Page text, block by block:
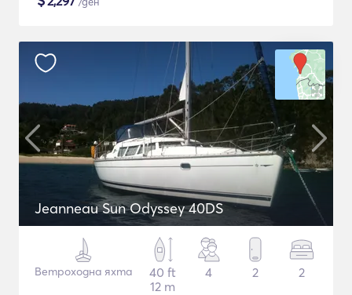
Jeanneau Sun Odyssey 40DS
Ветроходна яхта
40 ft
12 m
4 2 2